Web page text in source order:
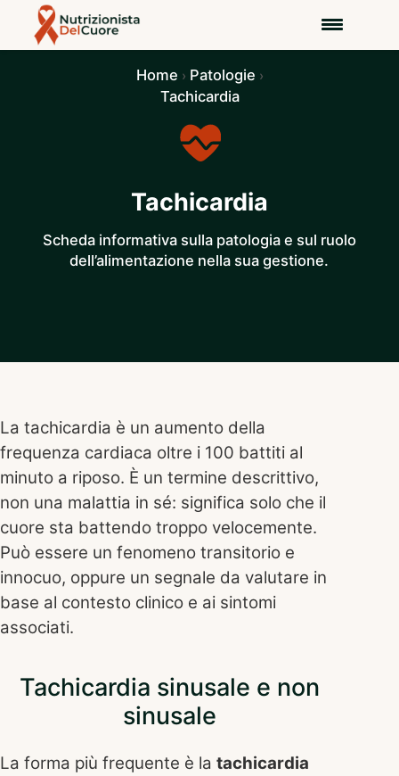
Home › Patologie ›
Tachicardia
Tachicardia
Scheda informativa sulla patologia e sul ruolo
dell’alimentazione nella sua gestione.
La tachicardia è un aumento della
frequenza cardiaca oltre i 100 battiti al
minuto a riposo. È un termine descrittivo,
non una malattia in sé: significa solo che il
cuore sta battendo troppo velocemente.
Può essere un fenomeno transitorio e
innocuo, oppure un segnale da valutare in
base al contesto clinico e ai sintomi
associati.
Tachicardia sinusale e non
sinusale
La forma più frequente è la tachicardia